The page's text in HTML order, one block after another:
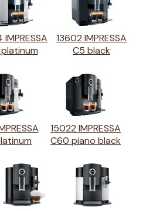
IMPRESSA
13602 IMPRESSA
C5 black
15022 IMPRESSA
C60 piano black